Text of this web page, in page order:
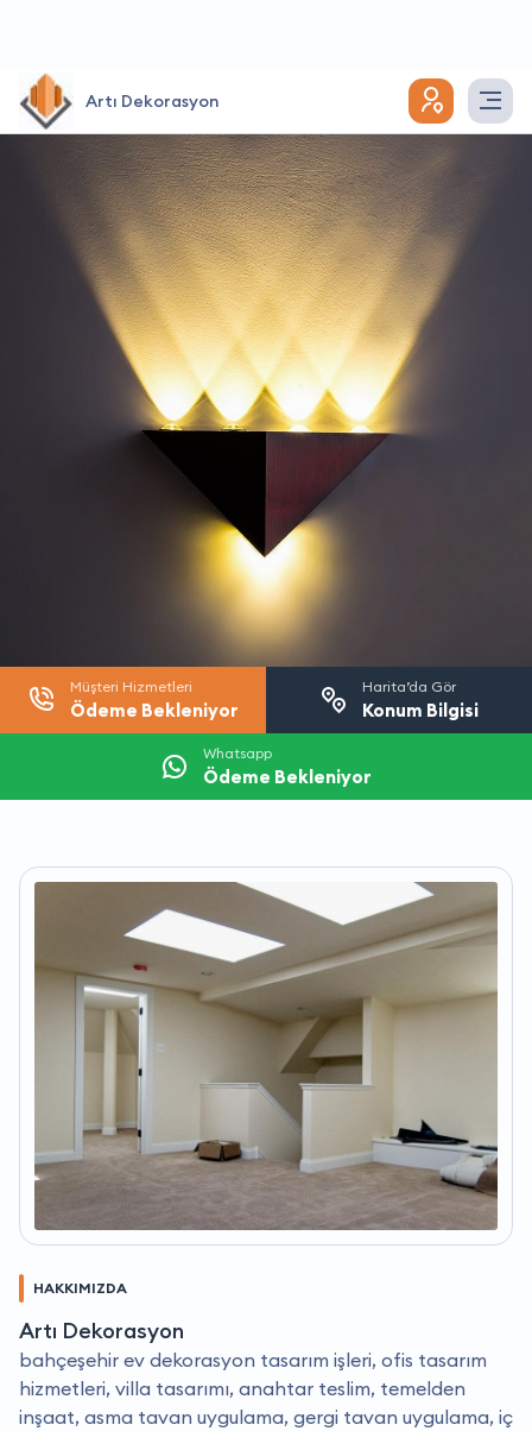
Artı Dekorasyon
Müşteri Hizmetleri
Ödeme Bekleniyor
Harita’da Gör
Konum Bilgisi
Whatsapp
Ödeme Bekleniyor
HAKKIMIZDA
Artı Dekorasyon
bahçeşehir ev dekorasyon tasarım işleri, ofis tasarım
hizmetleri, villa tasarımı, anahtar teslim, temelden
inşaat, asma tavan uygulama, gergi tavan uygulama, iç